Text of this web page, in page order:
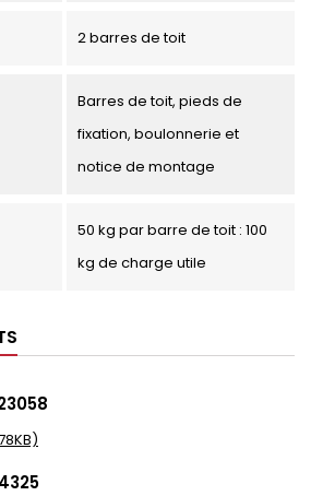
2 barres de toit
Barres de toit, pieds de
fixation, boulonnerie et
notice de montage
50 kg par barre de toit : 100
kg de charge utile